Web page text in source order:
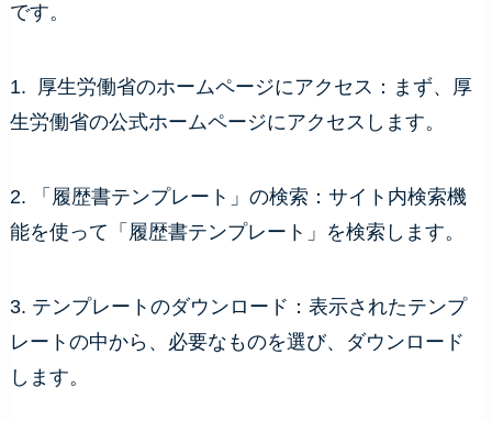
です。
1. 厚生労働省のホームページにアクセス：まず、厚
生労働省の公式ホームページにアクセスします。
2. 「履歴書テンプレート」の検索：サイト内検索機
能を使って「履歴書テンプレート」を検索します。
3. テンプレートのダウンロード：表示されたテンプ
レートの中から、必要なものを選び、ダウンロード
します。